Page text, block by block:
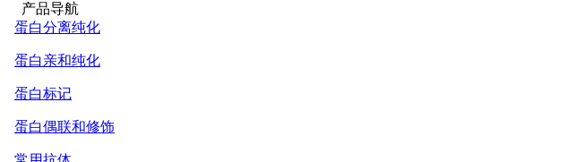
产品导航
蛋白分离纯化
蛋白亲和纯化
蛋白标记
蛋白偶联和修饰